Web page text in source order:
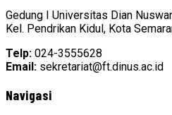
Gedung I Universitas Dian
Kel. Pendrikan Kidul, Kota
Telp: 024-3555628
Email: sekretariat@ft.dinus.ac.id
Navigasi